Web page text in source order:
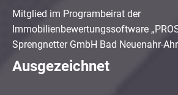
Mitglied im Programbeirat der
Immobilienbewertungssoftware
Sprengnetter GmbH Bad Neuenahr-
Ausgezeichnet